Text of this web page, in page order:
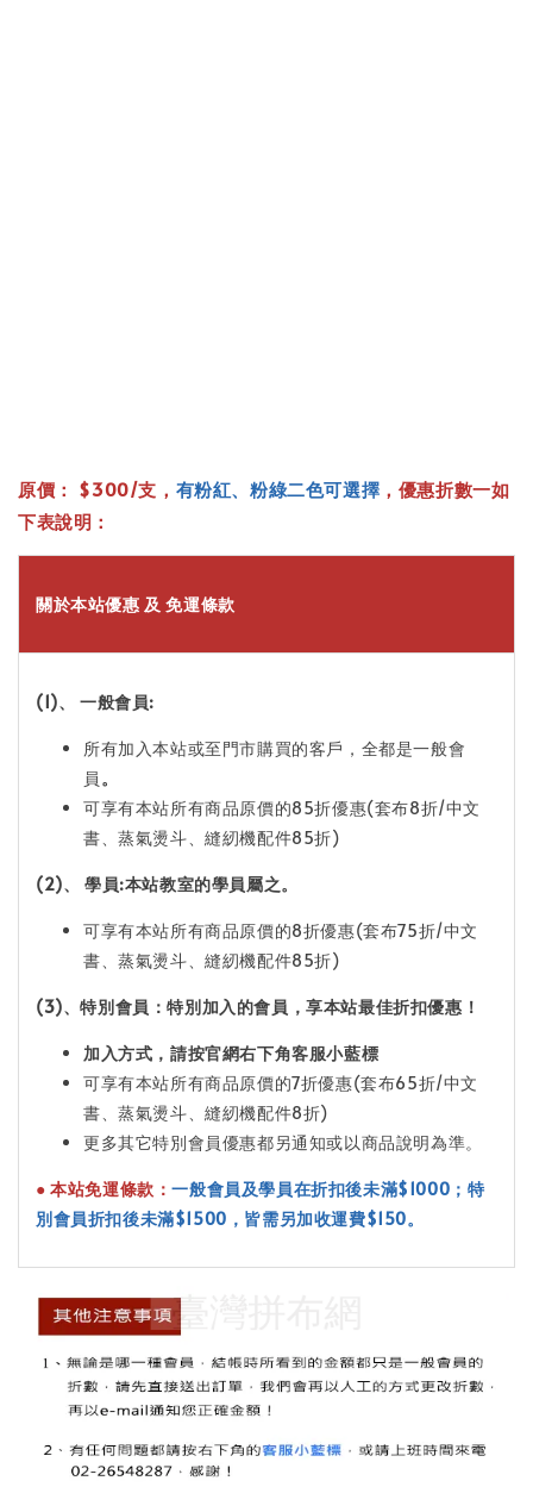
原價： $300/支， 有粉紅、粉綠二色可選擇 ， 優惠折數一如
下表說明：
關於本站優惠 及 免運條款
(1)、 一般會員:
所有加入本站或至門市購買的客戶，全都是一般會
員 。
可享有本站所有商品原價的85折優惠(套布8折/中文
書、蒸氣燙斗、縫紉機配件85折)
(2)、 學員:本站教室的學員屬之。
可享有本站所有商品原價的8折優惠(套布75折/中文
書、蒸氣燙斗、縫紉機配件85折)
(3)、特別會員：特別加入的會員，享本站最佳折扣優惠！
加入方式，請按官網右下角客服小藍標
可享有本站所有商品原價的7折優惠(套布65折/中文
書、蒸氣燙斗、縫紉機配件8折)
更多其它特別會員優惠都另通知或以商品說明為準。
●本站免運條款：一般會員及學員在折扣後未滿$1000；特
別會員折扣後未滿$1500，皆需另加收運費$150。